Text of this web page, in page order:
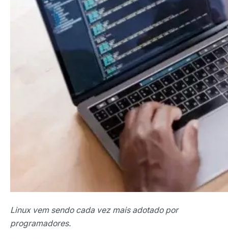
Linux vem sendo cada vez mais adotado por
programadores.